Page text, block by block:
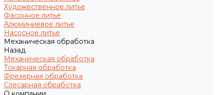
Художественное литье
Фасонное литье
Алюминиевое литье
Насосное литье
Механическая обработка
Назад
Механическая обработка
Токарная обработка
Фрезерная обработка
Слесарная обработка